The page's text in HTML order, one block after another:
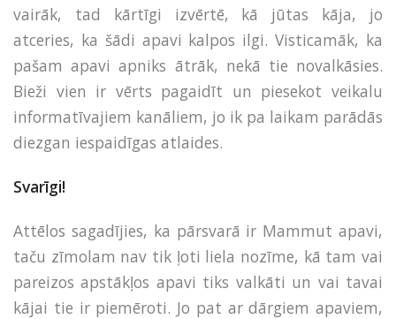
vairāk, tad kārtīgi izvērtē, kā jūtas kāja, jo
atceries, ka šādi apavi kalpos ilgi. Visticamāk, ka
pašam apavi apniks ātrāk, nekā tie novalkāsies.
Bieži vien ir vērts pagaidīt un piesekot veikalu
informatīvajiem kanāliem, jo ik pa laikam parādās
diezgan iespaidīgas atlaides.
Svarīgi!
Attēlos sagadījies, ka pārsvarā ir Mammut apavi,
taču zīmolam nav tik ļoti liela nozīme, kā tam vai
pareizos apstākļos apavi tiks valkāti un vai tavai
kājai tie ir piemēroti. Jo pat ar dārgiem apaviem,